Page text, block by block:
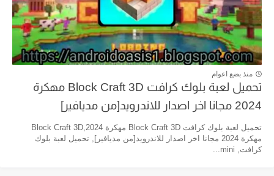
منذ بضع اعوام
تحميل لعبة بلوك كرافت Block Craft 3D مهكرة
2024 مجانا اخر اصدار للاندرويد[من مديافير]
تحميل لعبة بلوك كرافت Block Craft 3D مهكرة 2024,Block Craft 3D
مهكرة 2024 مجانا اخر اصدار للاندرويد[من مديافير], تحميل لعبة بلوك
كرافت, mini...